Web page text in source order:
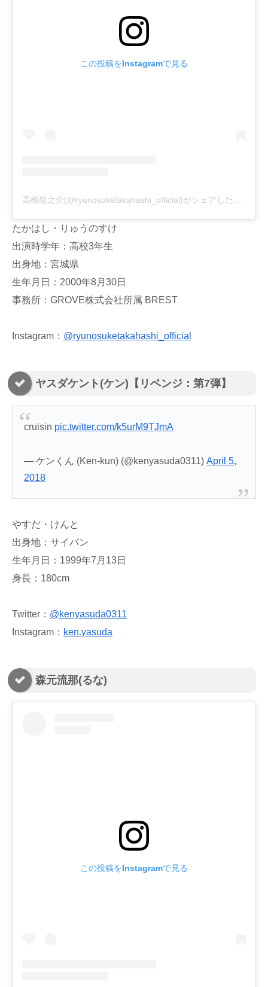
この投稿をInstagramで見る
高橋龍之介(@ryunosuketakahashi_official)がシェアした投稿
たかはし・りゅうのすけ
出演時学年：高校3年生
出身地：宮城県
生年月日：2000年8月30日
事務所：GROVE株式会社所属 BREST
Instagram： @ryunosuketakahashi_official
ヤスダケント(ケン)【リベンジ：第7弾】
cruisin pic.twitter.com/k5urM9TJmA
— ケンくん (Ken-kun) (@kenyasuda0311)April 5,
2018
やすだ・けんと
出身地：サイパン
生年月日：1999年7月13日
身長：180cm
Twitter： @kenyasuda0311
Instagram： ken.yasuda
森元流那(るな)
この投稿をInstagramで見る